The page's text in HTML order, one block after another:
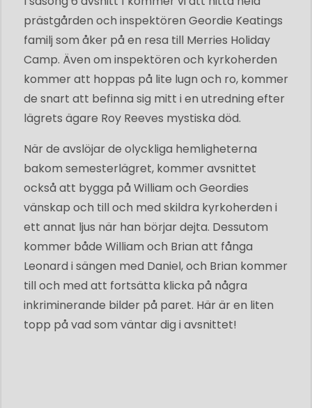
prästgården och inspektören Geordie Keatings
familj som åker på en resa till Merries Holiday
Camp. Även om inspektören och kyrkoherden
kommer att hoppas på lite lugn och ro, kommer
de snart att befinna sig mitt i en utredning efter
lägrets ägare Roy Reeves mystiska död.
När de avslöjar de olyckliga hemligheterna
bakom semesterlägret, kommer avsnittet
också att bygga på William och Geordies
vänskap och till och med skildra kyrkoherden i
ett annat ljus när han börjar dejta. Dessutom
kommer både William och Brian att fånga
Leonard i sängen med Daniel, och Brian kommer
till och med att fortsätta klicka på några
inkriminerande bilder på paret. Här är en liten
topp på vad som väntar dig i avsnittet!